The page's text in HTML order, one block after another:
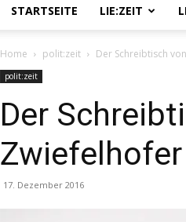
STARTSEITE LIE:ZEIT
Home polit:zeit Der Schreibtisch
polit:zeit
Der
17. Dezember 2016